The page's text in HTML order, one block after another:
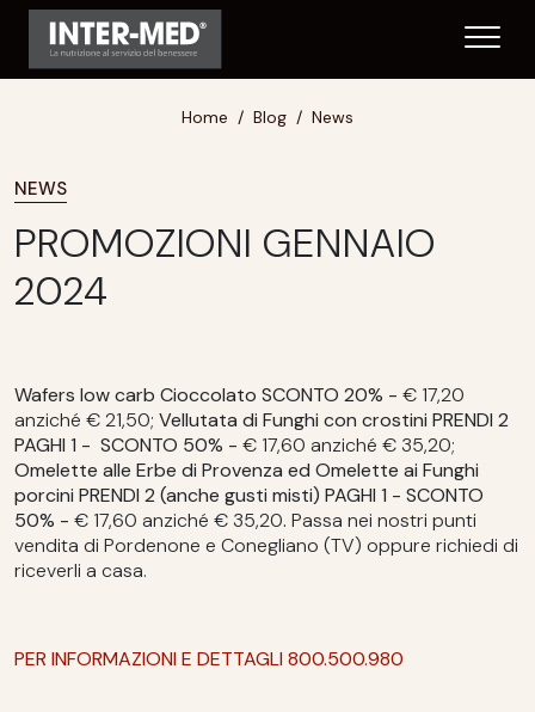
Home Blog News
NEWS
PROMOZIONI GENNAIO
2024
Wafers low carb Cioccolato SCONTO 20% - € 17,20
anziché € 21,50; Vellutata di Funghi con crostini PRENDI 2
PAGHI 1 - SCONTO 50% - € 17,60 anziché € 35,20;
Omelette alle Erbe di Provenza ed Omelette ai Funghi
porcini PRENDI 2 (anche gusti misti) PAGHI 1 - SCONTO
50% - € 17,60 anziché € 35,20. Passa nei nostri punti
vendita di Pordenone e Conegliano (TV) oppure richiedi di
riceverli a casa.
PER INFORMAZIONI E DETTAGLI 800.500.980